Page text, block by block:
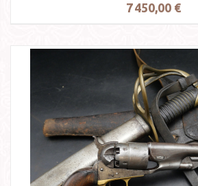
7 450,00 €